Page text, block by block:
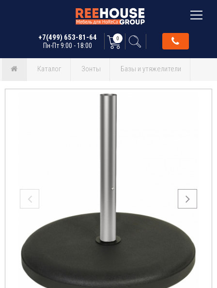
+7(499) 653-81-64
Пн-Пт 9:00 - 18:00
0
Каталог Зонты Базы и утяжелители